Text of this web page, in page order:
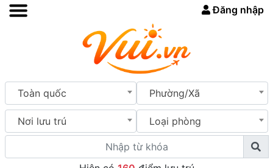
Đăng nhập
Toàn quốc Phường/Xã
Nơi lưu trú Loại phòng